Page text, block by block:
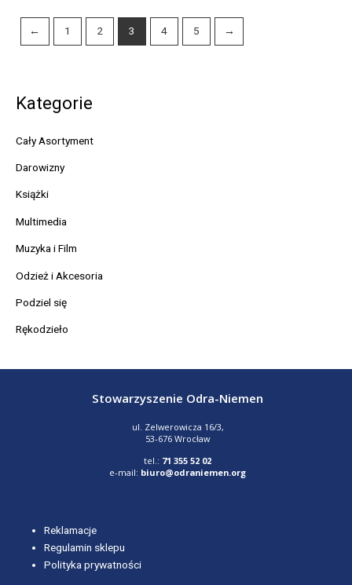
Kategorie
Cały Asortyment
Darowizny
Książki
Multimedia
Muzyka i Film
Odzież i Akcesoria
Podziel się
Rękodzieło
← 1 2 3 4 5 →
Stowarzyszenie Odra-Niemen
ul. Zelwerowicza 16/3,
53-676 Wrocław
tel.: 71 355 52 02
e-mail: biuro@odraniemen.org
Reklamacje
Regulamin sklepu
Polityka prywatności